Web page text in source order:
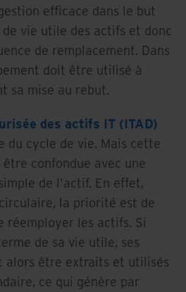
efficace dans le but
vie utile des actifs et donc
de remplacement. Dans
doit être utilisé à
sa mise au rebut.
des actifs IT (ITAD)
du cycle de vie. Mais cette
confondue avec une
de l'actif. En effet,
la priorité est de
réemployer les actifs. Si
de sa vie utile, ses
alors être extraits et utilisés
ce qui génère par